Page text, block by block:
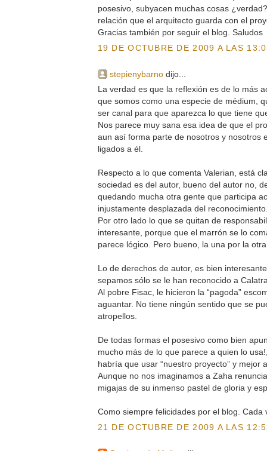
posesivo, subyacen muchas cosas
relación que el arquitecto guarda con el
Gracias también por seguir el blog. Saludos
19 DE OCTUBRE DE 2009 A LAS
stepienybarnodijo...
La verdad es que la reflexión es de lo más
que somos como una especie de médium,
ser canal para que aparezca lo que tiene
Nos parece muy sana esa idea de que el
aun así forma parte de nosotros y nosotros
ligados a él.
Respecto a lo que comenta Valerian, está
sociedad es del autor, bueno del autor no,
quedando mucha otra gente que participa
injustamente desplazada del
Por otro lado lo que se quitan de
interesante, porque que el marrón se lo
parece lógico. Pero bueno, la una por la
Lo de derechos de autor, es bien
sepamos sólo se le han reconocido a
Al pobre Fisac, le hicieron la “pagoda”
aguantar. No tiene ningún sentido que se
atropellos.
De todas formas el posesivo como bien
mucho más de lo que parece a quien lo
habría que usar “nuestro proyecto” y mejor
Aunque no nos imaginamos a Zaha
migajas de su inmenso pastel de gloria y
Como siempre felicidades por el blog. Cada
21 DE OCTUBRE DE 2009 A LAS